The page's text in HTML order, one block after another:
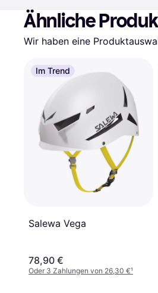
Ähnliche
Wir haben eine
Im Trend
Salewa Vega
78,90 €
Oder 3 Zahlungen von 26,30 €¹